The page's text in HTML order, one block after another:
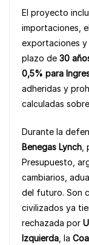
El proyecto
importaciones,
exportaciones
plazo de 30
0,5% para
adheridas y
calculadas
Durante la
Benegas Lynch
Presupuesto,
cambiarios,
del futuro. Son
civilizados ya
rechazada por
Izquierda , la